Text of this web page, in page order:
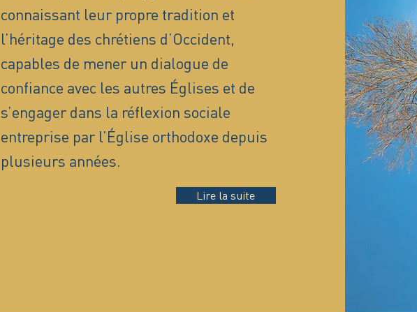
connaissant leur propre tradition et
l’héritage des chrétiens d’Occident,
capables de mener un dialogue de
confiance avec les autres Églises et de
s’engager dans la réflexion sociale
entreprise par l’Église orthodoxe depuis
plusieurs années.
Lire la suite